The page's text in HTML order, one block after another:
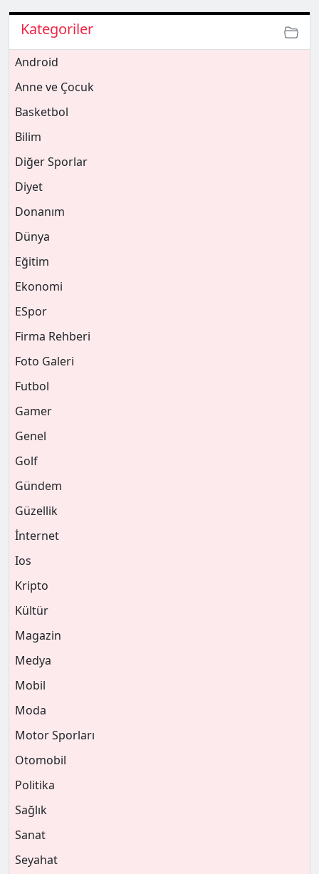
Kategoriler
Android
Anne ve Çocuk
Basketbol
Bilim
Diğer Sporlar
Diyet
Donanım
Dünya
Eğitim
Ekonomi
ESpor
Firma Rehberi
Foto Galeri
Futbol
Gamer
Genel
Golf
Gündem
Güzellik
İnternet
Ios
Kripto
Kültür
Magazin
Medya
Mobil
Moda
Motor Sporları
Otomobil
Politika
Sağlık
Sanat
Seyahat